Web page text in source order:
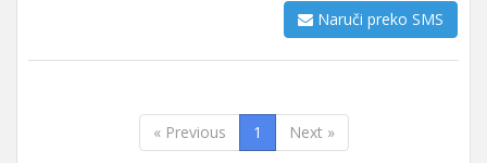
Naruči preko SMS
« Previous 1 Next »